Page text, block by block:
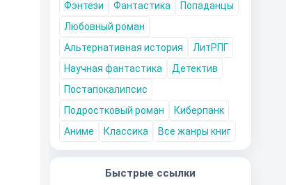
Фэнтези Фантастика
Попаданцы
Любовный роман
Альтернативная история
ЛитРПГ
Научная фантастика
Детектив
Постапокалипсис
Подростковый роман
Киберпанк
Аниме
Классика Все жанры книг
Быстрые ссылки